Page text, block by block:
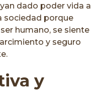
dado poder vida a
sociedad porque
humano, se siente
y seguro
y